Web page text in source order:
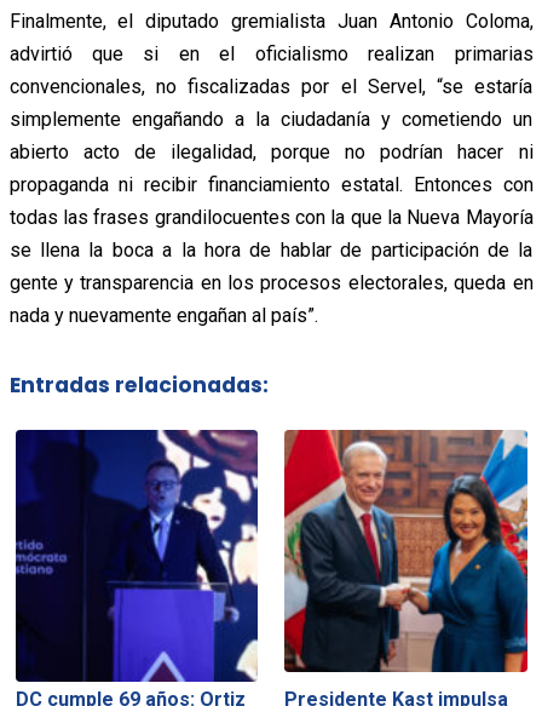
Finalmente, el diputado gremialista Juan Antonio Coloma,
advirtió que si en el oficialismo realizan primarias
convencionales, no fiscalizadas por el Servel, “se estaría
simplemente engañando a la ciudadanía y cometiendo un
abierto acto de ilegalidad, porque no podrían hacer ni
propaganda ni recibir financiamiento estatal. Entonces con
todas las frases grandilocuentes con la que la Nueva Mayoría
se llena la boca a la hora de hablar de participación de la
gente y transparencia en los procesos electorales, queda en
nada y nuevamente engañan al país”.
Entradas relacionadas:
DC cumple 69 años: Ortiz
Presidente Kast impulsa